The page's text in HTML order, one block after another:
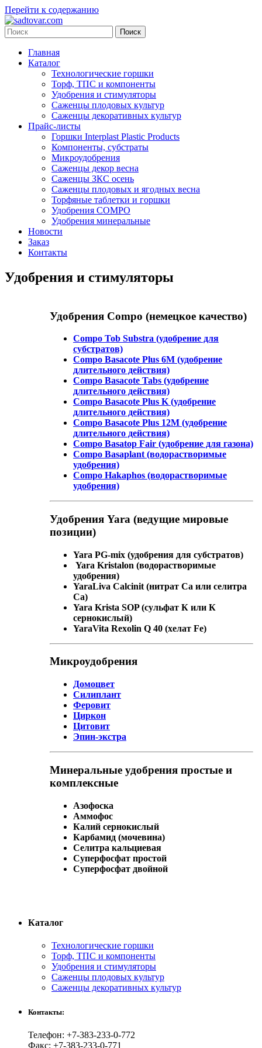
Перейти к содержанию
Главная
Каталог
Технологические горшки
Торф, ТПС и компоненты
Удобрения и стимуляторы
Саженцы плодовых культур
Саженцы декоративных культур
Прайс-листы
Горшки Interplast Plastic Products
Компоненты, субстраты
Микроудобрения
Саженцы декор весна
Саженцы ЗКС осень
Саженцы плодовых и ягодных весна
Торфяные таблетки и горшки
Удобрения COMPO
Удобрения минеральные
Новости
Заказ
Контакты
Удобрения и стимуляторы
Удобрения Compo (немецкое качество)
Compo Tob Substra (удобрение для
субстратов)
Compo Basacote Plus 6M (удобрение
длительного действия)
Compo Basacote Tabs (удобрение
длительного действия)
Compo Basacote Plus K (удобрение
длительного действия)
Compo Basacote Plus 12M (удобрение
длительного действия)
Compo Basatop Fair (удобрение для газона)
Compo Basaplant (водорастворимые
удобрения)
Compo Hakaphos (водорастворимые
удобрения)
Удобрения Yara (ведущие мировые
позиции)
Yara PG-mix (удобрения для субстратов)
Yara Kristalon (водорастворимые
удобрения)
YaraLiva Calcinit (нитрат Ca или селитра
Ca)
Yara Krista SOP (сульфат К или К
сернокислый)
YaraVita Rexolin Q 40 (хелат Fe)
Микроудобрения
Домоцвет
Силиплант
Феровит
Циркон
Цитовит
Эпин-экстра
Минеральные удобрения простые и
комплексные
Азофоска
Аммофос
Калий сернокислый
Карбамид (мочевина)
Селитра кальциевая
Суперфосфат простой
Суперфосфат двойной
Каталог
Технологические горшки
Торф, ТПС и компоненты
Удобрения и стимуляторы
Саженцы плодовых культур
Саженцы декоративных культур
Контакты:
Телефон: +7-383-233-0-772
Факс: +7-383-233-0-771